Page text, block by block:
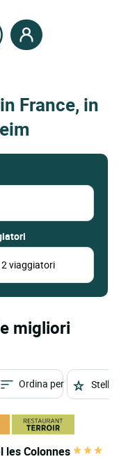
France, in
migliori
Ordina per Stelle
les Colonnes